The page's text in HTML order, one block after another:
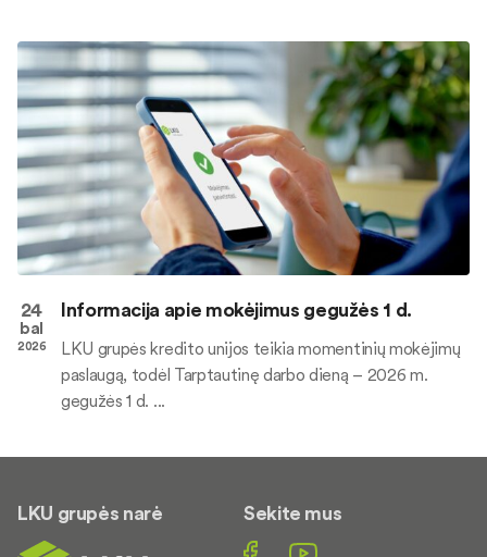
24
bal
2026
Informacija apie mokėjimus gegužės 1 d.
LKU grupės kredito unijos teikia momentinių mokėjimų
paslaugą, todėl Tarptautinę darbo dieną – 2026 m.
gegužės 1 d. ...
LKU grupės narė Sekite mus